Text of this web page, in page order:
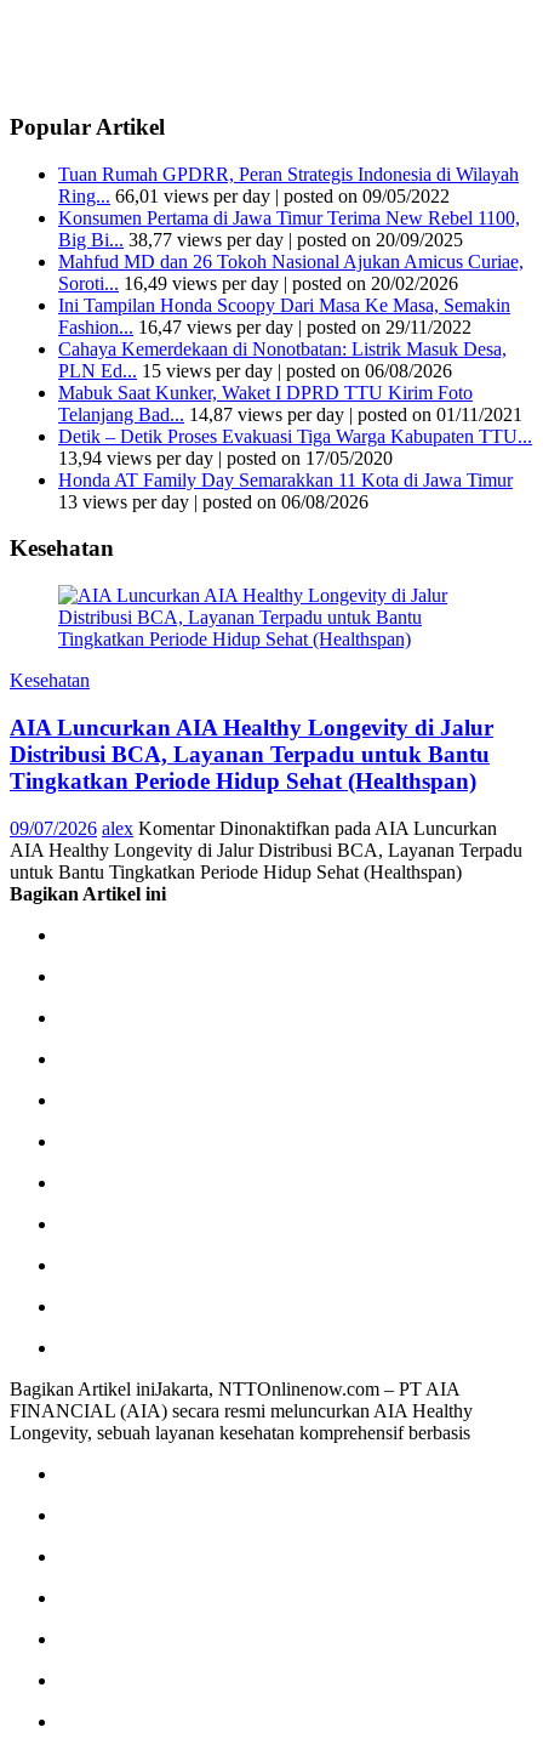
Popular Artikel
Tuan Rumah GPDRR, Peran Strategis Indonesia di Wilayah
Ring... 66,01 views per day | posted on 09/05/2022
Konsumen Pertama di Jawa Timur Terima New Rebel 1100,
Big Bi... 38,77 views per day | posted on 20/09/2025
Mahfud MD dan 26 Tokoh Nasional Ajukan Amicus Curiae,
Soroti... 16,49 views per day | posted on 20/02/2026
Ini Tampilan Honda Scoopy Dari Masa Ke Masa, Semakin
Fashion... 16,47 views per day | posted on 29/11/2022
Cahaya Kemerdekaan di Nonotbatan: Listrik Masuk Desa,
PLN Ed... 15 views per day | posted on 06/08/2026
Mabuk Saat Kunker, Waket I DPRD TTU Kirim Foto
Telanjang Bad... 14,87 views per day | posted on 01/11/2021
Detik – Detik Proses Evakuasi Tiga Warga Kabupaten TTU...
13,94 views per day | posted on 17/05/2020
Honda AT Family Day Semarakkan 11 Kota di Jawa Timur
13 views per day | posted on 06/08/2026
Kesehatan
Kesehatan
AIA Luncurkan AIA Healthy Longevity di Jalur
Distribusi BCA, Layanan Terpadu untuk Bantu
Tingkatkan Periode Hidup Sehat (Healthspan)
09/07/2026 alex Komentar Dinonaktifkan pada AIA Luncurkan
AIA Healthy Longevity di Jalur Distribusi BCA, Layanan Terpadu
untuk Bantu Tingkatkan Periode Hidup Sehat (Healthspan)
Bagikan Artikel ini
Bagikan Artikel iniJakarta, NTTOnlinenow.com – PT AIA
FINANCIAL (AIA) secara resmi meluncurkan AIA Healthy
Longevity, sebuah layanan kesehatan komprehensif berbasis